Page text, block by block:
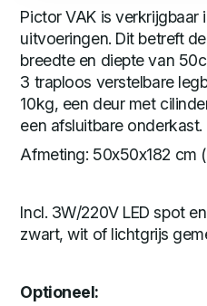
Pictor VAK is verkrijgbaar
uitvoeringen. Dit betreft
breedte en diepte van
3 traploos verstelbare
10kg, een deur met
een afsluitbare onderkast.
Afmeting: 50x50x182 cm
Incl. 3W/220V LED spot
zwart, wit of lichtgrijs
Optioneel: